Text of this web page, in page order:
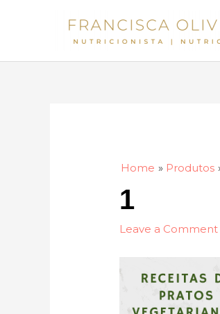
Home Produtos
1
Leave a Comment